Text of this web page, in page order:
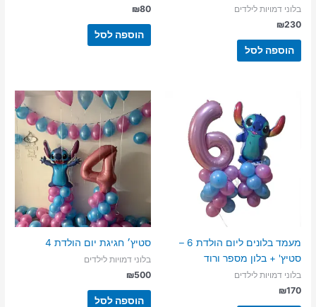
בלוני דמויות לילדים
₪230
הוספה לסל
₪80
הוספה לסל
מעמד בלונים ליום הולדת 6 –
סטיץ' + בלון מספר ורוד
בלוני דמויות לילדים
₪170
סטיץ׳ חגיגת יום הולדת 4
בלוני דמויות לילדים
₪500
הוספה לסל